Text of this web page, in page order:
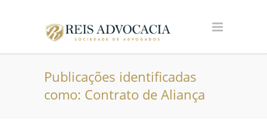
Publicações identificadas
como: Contrato de Aliança